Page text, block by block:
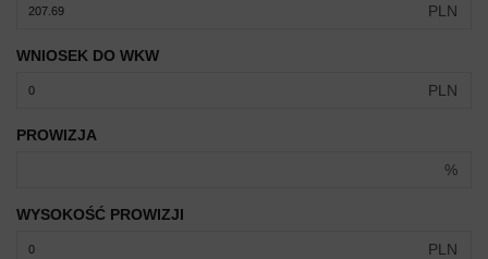
PLN
WNIOSEK DO WKW
PLN
PROWIZJA
%
WYSOKOŚĆ PROWIZJI
PLN